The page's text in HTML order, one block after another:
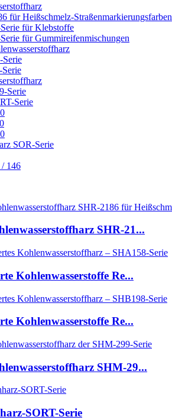
für Heißschmelz-Straßenmarkierungsfarben
für Klebstoffe
für Gummireifenmischungen
Serie
Serie
SOR-Serie
146
SHR-21...
Kohlenwasserstoffe Re...
Kohlenwasserstoffe Re...
SHM-29...
SORT-Serie